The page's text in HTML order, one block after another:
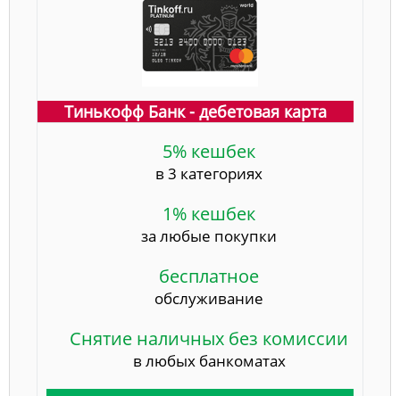
Тинькофф Банк - дебетовая карта
5% кешбек
в 3 категориях
1% кешбек
за любые покупки
бесплатное
обслуживание
Снятие наличных без комиссии
в любых банкоматах